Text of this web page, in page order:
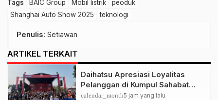
Tags BAIC Group Mobil listrik
peoduk
Shanghai Auto Show 2025
teknologi
Penulis: Setiawan
ARTIKEL TERKAIT
Daihatsu Apresiasi Loyalitas
Pelanggan di Kumpul Sahabat
Depok
calendar_month5 jam yang lalu